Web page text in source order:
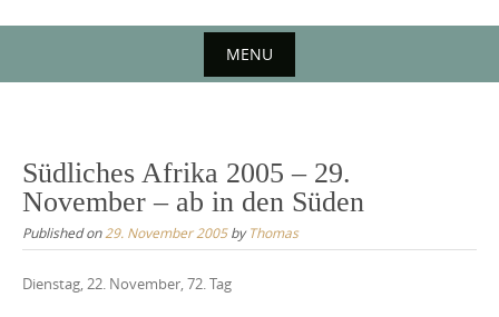
MENU
content
Südliches Afrika 2005 – 29.
November – ab in den Süden
Published on29. November 2005byThomas
Dienstag, 22. November, 72. Tag